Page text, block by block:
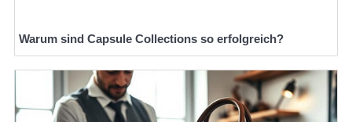
Warum sind Capsule Collections so erfolgreich?